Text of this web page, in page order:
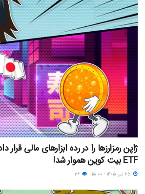
ژاپن رمزارزها را در رده ابزارهای مالی قرار
ETF بیت کوین هموار شد!